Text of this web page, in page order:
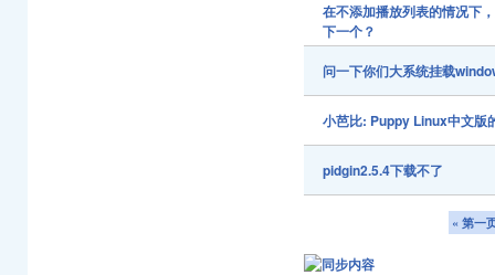
在不添加播放列表的情况下
下一个？
问一下你们大系统挂载
小芭比: Puppy Linux中文版
pidgin2.5.4下载不了
« 第一